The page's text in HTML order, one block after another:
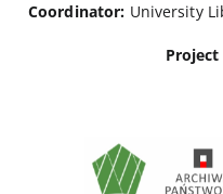
Coordinator: University